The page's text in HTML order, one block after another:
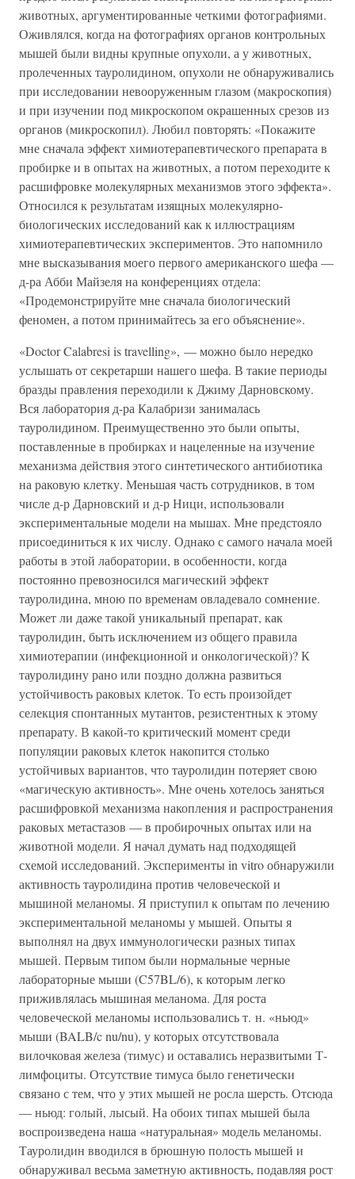
животных, аргументированные четкими фотографиями.
Оживлялся, когда на фотографиях органов контрольных
мышей были видны крупные опухоли, а у животных,
пролеченных тауролидином, опухоли не обнаруживались
при исследовании невооруженным глазом (макроскопия)
и при изучении под микроскопом окрашенных срезов из
органов (микроскопил). Любил повторять: «Покажите
мне сначала эффект химиотерапевтического препарата в
пробирке и в опытах на животных, а потом переходите к
расшифровке молекулярных механизмов этого эффекта».
Относился к результатам изящных молекулярно-
биологических исследований как к иллюстрациям
химиотерапевтических экспериментов. Это напомнило
мне высказывания моего первого американского шефа —
д-ра Абби Майзеля на конференциях отдела:
«Продемонстрируйте мне сначала биологический
феномен, а потом принимайтесь за его объяснение».
«Doctor Calabresi is travelling», — можно было нередко
услышать от секретарши нашего шефа. В такие периоды
бразды правления переходили к Джиму Дарновскому.
Вся лаборатория д-ра Калабризи занималась
тауролидином. Преимущественно это были опыты,
поставленные в пробирках и нацеленные на изучение
механизма действия этого синтетического антибиотика
на раковую клетку. Меньшая часть сотрудников, в том
числе д-р Дарновский и д-р Ници, использовали
экспериментальные модели на мышах. Мне предстояло
присоединиться к их числу. Однако с самого начала моей
работы в этой лаборатории, в особенности, когда
постоянно превозносился магический эффект
тауролидина, мною по временам овладевало сомнение.
Может ли даже такой уникальный препарат, как
тауролидин, быть исключением из общего правила
химиотерапии (инфекционной и онкологической)? К
тауролидину рано или поздно должна развиться
устойчивость раковых клеток. То есть произойдет
селекция спонтанных мутантов, резистентных к этому
препарату. В какой-то критический момент среди
популяции раковых клеток накопится столько
устойчивых вариантов, что тауролидин потеряет свою
«магическую активность». Мне очень хотелось заняться
расшифровкой механизма накопления и распространения
раковых метастазов — в пробирочных опытах или на
животной модели. Я начал думать над подходящей
схемой исследований. Эксперименты in vitro обнаружили
активность тауролидина против человеческой и
мышиной меланомы. Я приступил к опытам по лечению
экспериментальной меланомы у мышей. Опыты я
выполнял на двух иммунологически разных типах
мышей. Первым типом были нормальные черные
лабораторные мыши (C57BL/6), к которым легко
приживлялась мышиная меланома. Для роста
человеческой меланомы использовались т. н. «ньюд»
мыши (BALB/c nu/nu), у которых отсутствовала
вилочковая железа (тимус) и оставались неразвитыми Т-
лимфоциты. Отсутствие тимуса было генетически
связано с тем, что у этих мышей не росла шерсть. Отсюда
— ньюд: голый, лысый. На обоих типах мышей была
воспроизведена наша «натуральная» модель меланомы.
Тауролидин вводился в брюшную полость мышей и
обнаруживал весьма заметную активность, подавляя рост